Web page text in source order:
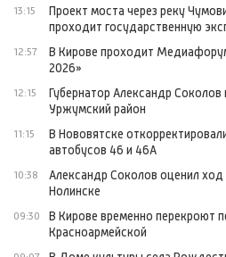
13:15
Проект моста через реку
проходит государственную
12:57
В Кирове проходит
2026»
12:15
Губернатор Александр
Уржумский район
11:15
В Нововятске
автобусов 46 и 46А
10:38
Александр Соколов оценил
Нолинске
09:30
В Кирове временно перекроют
Красноармейской